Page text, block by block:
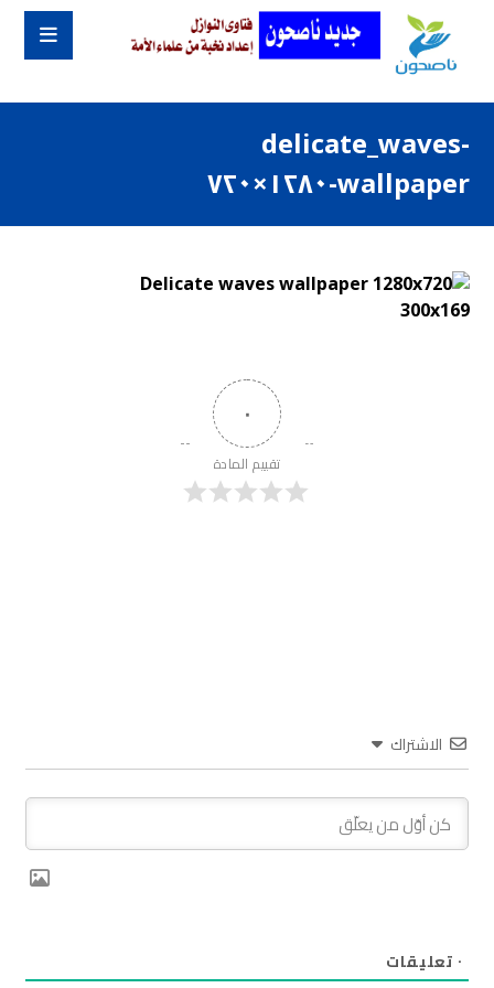
delicate_waves-
wallpaper-١٢٨٠×٧٢٠
٠
تقييم المادة
الاشتراك
٠ تعليقات